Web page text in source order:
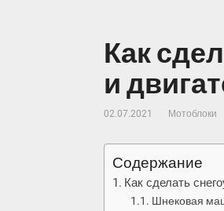
Как
и
02.07.2021 Мотоблоки
Содержание
Как сделать
Шнековая